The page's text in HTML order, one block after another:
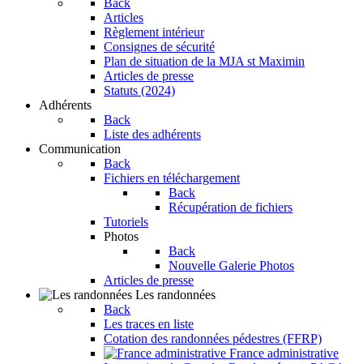
Back
Articles
Règlement intérieur
Consignes de sécurité
Plan de situation de la MJA st Maximin
Articles de presse
Statuts (2024)
Adhérents
Back
Liste des adhérents
Communication
Back
Fichiers en téléchargement
Back
Récupération de fichiers
Tutoriels
Photos
Back
Nouvelle Galerie Photos
Articles de presse
Les randonnées
Back
Les traces en liste
Cotation des randonnées pédestres (FFRP)
France administrative